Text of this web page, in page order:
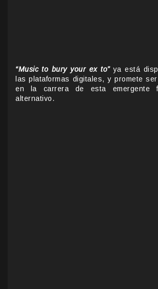
“Music to bury your ex to”ya está
las plataformas digitales, y promete
en la carrera de esta emergente
alternativo.